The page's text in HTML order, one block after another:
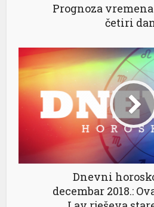
Prognoza
četiri
Dnevni
decembar 2018.: